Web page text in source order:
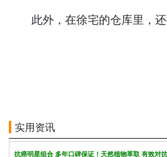
此外，在徐宅的仓库里，还
实用资讯
抗癌明星组合 多年口碑保证！天然植物萃取 有效对